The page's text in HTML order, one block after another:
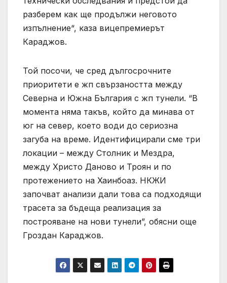
разберем как ще продължи неговото
изпълнение“, каза вицепремиерът
Караджов.
Той посочи, че сред дългосрочните
приоритети е жп свързаността между
Северна и Южна България с жп тунели. “В
момента няма такъв, който да минава от
юг на север, което води до сериозна
загуба на време. Идентифицирали сме три
локации – между Столник и Мездра,
между Христо Даново и Троян и по
протежението на Хаинбоаз. НКЖИ
започват анализи дали това са подходящи
трасета за бъдеща реализация за
построяване на нови тунели”, обясни още
Гроздан Караджов.